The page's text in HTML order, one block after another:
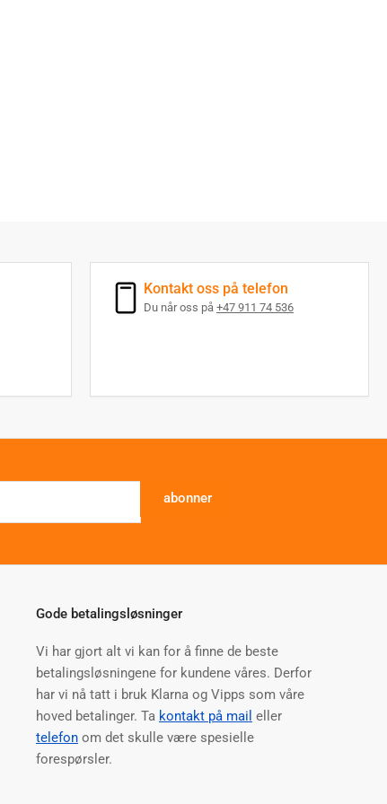
Kontakt oss på telefon
Du når oss på +47 911 74 536
abonner
Gode betalingsløsninger
Vi har gjort alt vi kan for å finne de beste
betalingsløsningene for kundene våres. Derfor
har vi nå tatt i bruk Klarna og Vipps som våre
hoved betalinger. Ta kontakt på mail eller
telefon om det skulle være spesielle
forespørsler.